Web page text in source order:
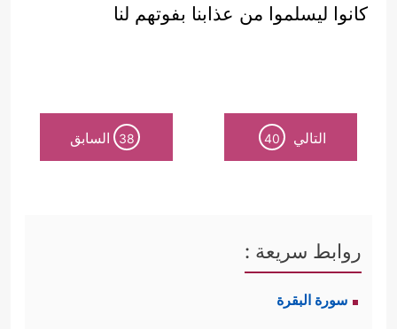
كانوا ليسلموا من عذابنا بفوتهم لنا
التالي 40
38 السابق
روابط سريعة :
سورة البقرة